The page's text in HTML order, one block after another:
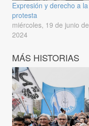
Expresión y derecho a la
protesta
miércoles, 19 de junio de
2024
MÁS HISTORIAS